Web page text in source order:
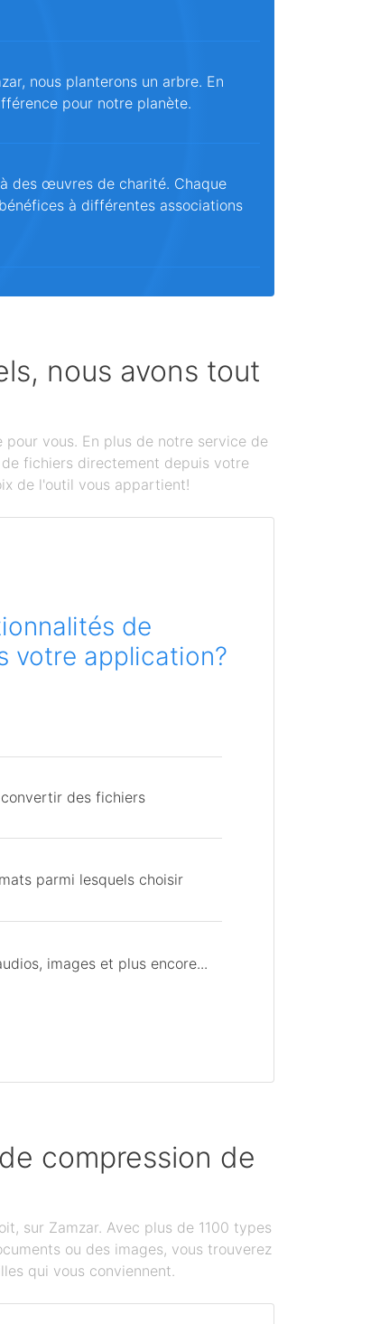
nous planterons un arbre. En
pour notre planète.
des œuvres de charité. Chaque
à différentes associations
nous avons tout
vous. En plus de notre service de
fichiers directement depuis votre
de l'outil vous appartient!
de
votre application?
des fichiers
parmi lesquels choisir
images et plus encore...
compression de
sur Zamzar. Avec plus de 1100 types
ou des images, vous trouverez
qui vous conviennent.